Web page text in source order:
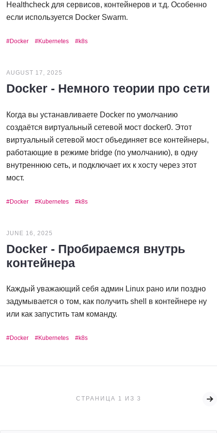
Healthcheck для сервисов, контейнеров и т.д. Особенно
если используется Docker Swarm.
Docker Kubernetes k8s
AUGUST 17, 2025
Docker - Немного теории про сети
Когда вы устанавливаете Docker по умолчанию
создаётся виртуальный сетевой мост docker0. Этот
виртуальный сетевой мост объединяет все контейнеры,
работающие в режиме bridge (по умолчанию), в одну
внутреннюю сеть, и подключает их к хосту через этот
мост.
Docker Kubernetes k8s
JUNE 16, 2025
Docker - Пробираемся внутрь
контейнера
Каждый уважающий себя админ Linux рано или поздно
задумывается о том, как получить shell в контейнере ну
или как запустить там команду.
Docker Kubernetes k8s
СТРАНИЦА 1 ИЗ 3